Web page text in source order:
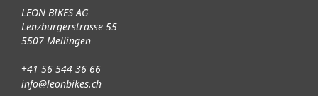
LEON BIKES AG
Lenzburgerstrasse 55
5507 Mellingen
+41 56 544 36 66
info@leonbikes.ch